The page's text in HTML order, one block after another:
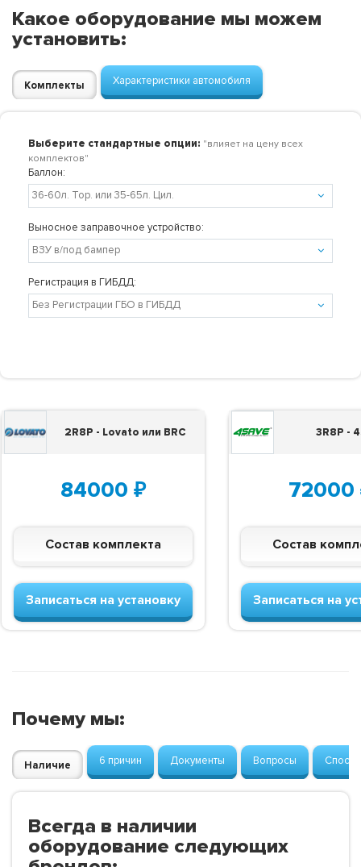
Какое оборудование мы можем
установить:
Комплекты Характеристики автомобиля
Выберите стандартные опции: "влияет на цену всех
комплектов"
Баллон:
Выносное заправочное устройство:
Регистрация в ГИБДД:
2R8P - Lovato или BRC
84000 ₽
Состав комплекта
Записаться на установку
3R8P -
72000
Состав
Записаться на
Почему мы:
Наличие 6 причин Документы Вопросы
Всегда в наличии
оборудование следующих